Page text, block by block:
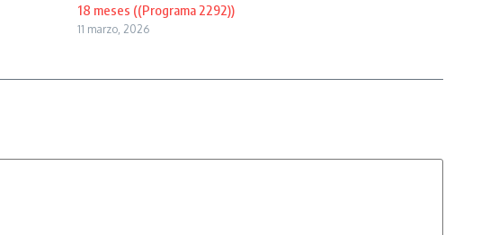
18 meses ((Programa 2292))
11 marzo, 2026